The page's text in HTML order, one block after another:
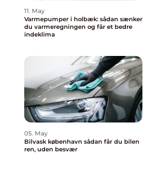
11. May
Varmepumper i holbæk: sådan sænker
du varmeregningen og får et bedre
indeklima
05. May
Bilvask københavn sådan får du bilen
ren, uden besvær